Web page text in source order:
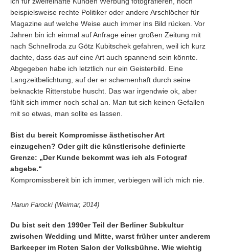
beispielsweise rechte Politiker oder andere Arschlöcher für
Magazine auf welche Weise auch immer ins Bild rücken. Vor
Jahren bin ich einmal auf Anfrage einer großen Zeitung mit
nach Schnellroda zu Götz Kubitschek gefahren, weil ich kurz
dachte, dass das auf eine Art auch spannend sein könnte.
Abgegeben habe ich letztlich nur ein Geisterbild. Eine
Langzeitbelichtung, auf der er schemenhaft durch seine
beknackte Ritterstube huscht. Das war irgendwie ok, aber
fühlt sich immer noch schal an. Man tut sich keinen Gefallen
mit so etwas, man sollte es lassen.
Bist du bereit Kompromisse ästhetischer Art
einzugehen? Oder gilt die künstlerische definierte
Grenze: „Der Kunde bekommt was ich als Fotograf
abgebe.“
Kompromissbereit bin ich immer, verbiegen will ich mich nie.
Harun Farocki (Weimar, 2014)
Du bist seit den 1990er Teil der Berliner Subkultur
zwischen Wedding und Mitte, warst früher unter anderem
Barkeeper im Roten Salon der Volksbühne. Wie wichtig